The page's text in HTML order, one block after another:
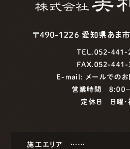
〒490-1226 愛知県あま
TEL.052-441-
FAX.052-441-
E-mail: メールでの
営業時間
定休日 日曜・
施工エリア ……